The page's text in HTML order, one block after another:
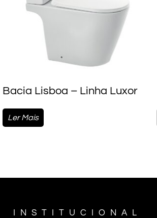
Bacia Lisboa – Linha Luxor
Ler Mais
INSTITUCIONAL